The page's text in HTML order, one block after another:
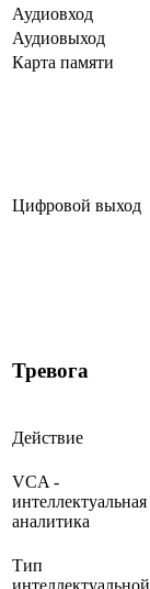
Аудиовход
Аудиовыход
Карта памяти
Цифровой выход
Тревога
Действие
VCA -
интеллектуальная
аналитика
Тип
интеллектуальной